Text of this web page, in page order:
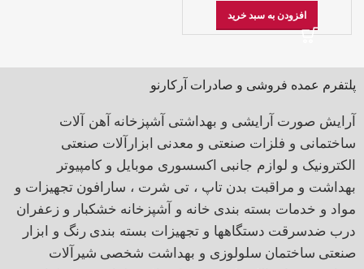
افزودن به سبد خرید
پلتفرم عمده فروشی و صادرات آرکارنو
آرایش صورت آرایشی و بهداشتی آشپزخانه آهن آلات
ساختمانی و فلزات صنعتی و معدنی ابزارآلات صنعتی
الکترونیک و لوازم جانبی اکسسوری موبایل و کامپیوتر
بهداشت و مراقبت بدن تاپ ، تی شرت ، سارافون تجهیزات و
مواد و خدمات بسته بندی خانه و آشپزخانه خشکبار و زعفران
درب ضدسرقت دستگاهها و تجهیزات بسته بندی رنگ و ابزار
صنعتی ساختمان سلولوزی و بهداشت شخصی شیرآلات